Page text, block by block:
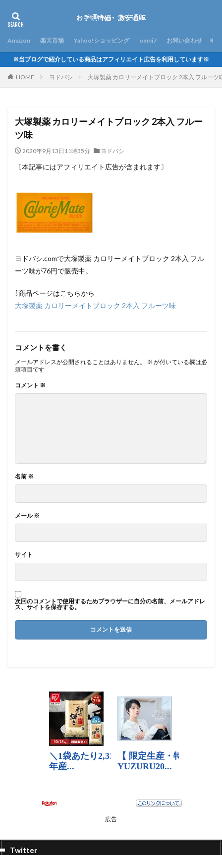
Amazon 楽天市場 Yahoo!ショッピング omni7 お問い合わせ
※当ブログで紹介している商品はアフィリエイト広告を利用しています※
HOME ヨドバシ 大塚製薬 カロリーメイトブロック 2本入 フルーツ
大塚製薬 カロリーメイトブロック 2本入 フルー
ツ味
2020年9月13日11時35分 ヨドバシ
〔本記事にはアフィリエイト広告が含まれます〕
ヨドバシ.comで大塚製薬 カロリーメイトブロック 2本入 フル
ーツ味が76円で販売中。
⇩商品ページはこちらから
大塚製薬 カロリーメイトブロック 2本入 フルーツ味
コメントを書く
メールアドレスが公開されることはありません。 ※ が付いている欄は必
須項目です
コメント ※
名前 ※
メール※
サイト
次回のコメントで使用するためブラウザーに自分の名前、メールアドレ
ス、サイトを保存する。
広告
Twitter